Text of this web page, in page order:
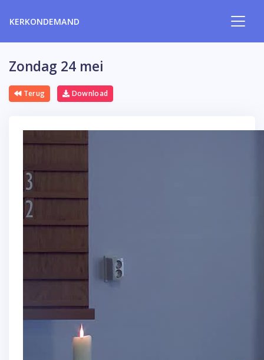
KERKONDEMAND
Zondag 24 mei
Terug Download